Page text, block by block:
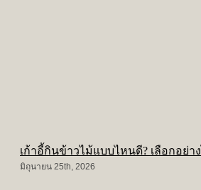
เก้าอี้กินข้าวไม้แบบไหนดี? เลือกอย่า
มิถุนายน 25th, 2026